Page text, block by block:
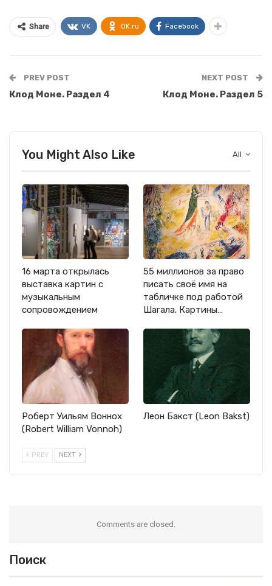
Share VK OK.ru Facebook
PREV POST
Клод Моне. Раздел 4
NEXT POST
Клод Моне. Раздел 5
All
You Might Also Like
16 марта открылась
выставка картин с
музыкальным
сопровождением
55 миллионов за право
писать своё имя на
табличке под работой
Шагала. Картины…
Роберт Уильям Воннох
(Robert William Vonnoh)
Леон Бакст (Leon Bakst)
PREV NEXT
Comments are closed.
Поиск